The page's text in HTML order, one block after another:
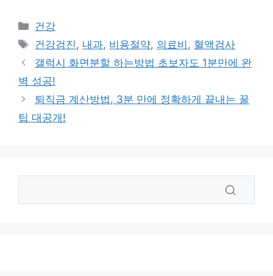
카
테
리
건강
태
그
건강검진, 내과, 비용절약, 의료비 , 혈액검사
갤럭시 화면분할 하는방법 초보자도 1분만에 완
벽 성공!
퇴직금 계산방법, 3분 만에 정확하게 끝내는 꿀
팁 대공개!